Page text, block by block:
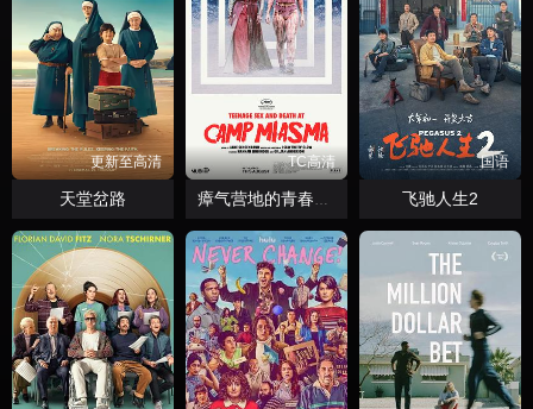
更新至高清
天堂岔路
TC高清
瘴气营地的青春性事与死亡
国语
飞驰人生2